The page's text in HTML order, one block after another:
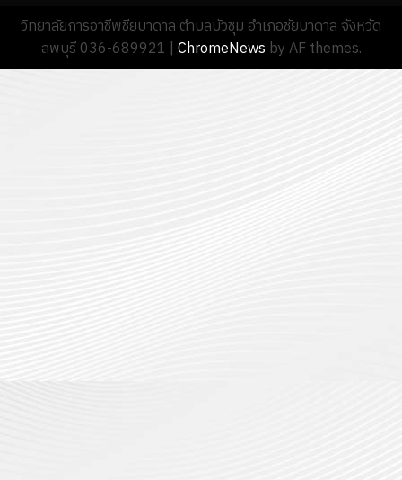
วิทยาลัยการอาชีพชียบาดาล ตำบลบัวชุม อำเภอชัยบาดาล จังหวัด
ลพบุรี 036-689921 | ChromeNews by AF themes.